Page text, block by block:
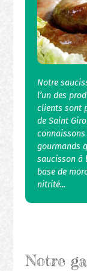
Notre
l’un des
clients sont
de Saint
gourmands
saucisson à
base de
nitrité...
Notre